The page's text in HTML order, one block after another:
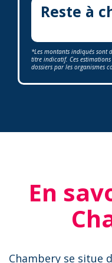
Reste à
*Les montants indiqués sont
titre indicatif. Ces
dossiers par les organismes
En
Chambery se situe